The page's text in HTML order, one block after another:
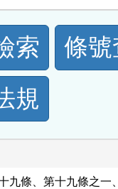
索
條
規
九條、第十九條之一